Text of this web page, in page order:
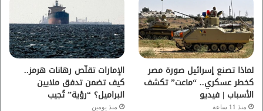
و
ك
ر
و
ب
ق
ر
ا
م
لماذا تصنع إسرائيل صورة مصر
كخطر عسكري.. “ماعت” تكشف
الأسباب | فيديو
منذ 11 ساعة
الإمارات تقلّص رهانات هرمز..
كيف تضمن تدفق ملايين
البراميل؟ “رؤية” تُجيب
منذ يومين